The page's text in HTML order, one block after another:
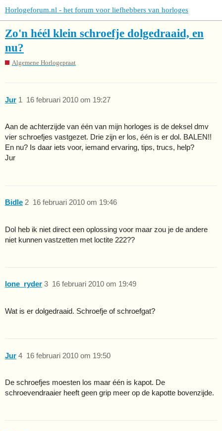
Horlogeforum.nl - het forum voor liefhebbers van horloges
Zo'n héél klein schroefje dolgedraaid, en
nu?
Algemene Horlogepraat
Jur 16 februari 2010 om 19:27
1
Aan de achterzijde van één van mijn horloges is de deksel dmv
vier schroefjes vastgezet. Drie zijn er los, één is er dol. BALEN!!
En nu? Is daar iets voor, iemand ervaring, tips, trucs, help?
Jur
Bidle 16 februari 2010 om 19:46
2
Dol heb ik niet direct een oplossing voor maar zou je de andere
niet kunnen vastzetten met loctite 222??
lone_ryder 16 februari 2010 om 19:49
3
Wat is er dolgedraaid. Schroefje of schroefgat?
Jur 16 februari 2010 om 19:50
4
De schroefjes moesten los maar één is kapot. De
schroevendraaier heeft geen grip meer op de kapotte bovenzijde.